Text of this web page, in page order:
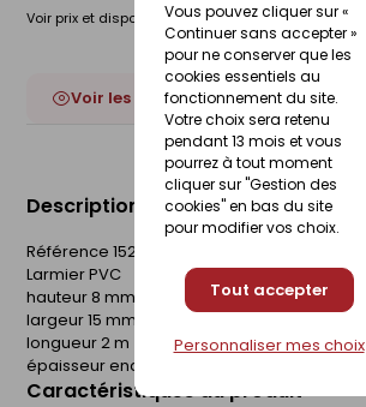
Vous pouvez cliquer sur «
Continuer sans accepter »
pour ne conserver que les
cookies essentiels au
fonctionnement du site.
Votre choix sera retenu
pendant 13 mois et vous
pourrez à tout moment
cliquer sur "Gestion des
cookies" en bas du site
pour modifier vos choix.
Tout accepter
Personnaliser mes choix
Voir prix et disponibilité en magasin
Voir les 3 déclinaisons
Description du produit
Référence 15282
Larmier PVC
hauteur 8 mm
largeur 15 mm
longueur 2 m
épaisseur enduit 15 mm.
Caractéristiques du produit